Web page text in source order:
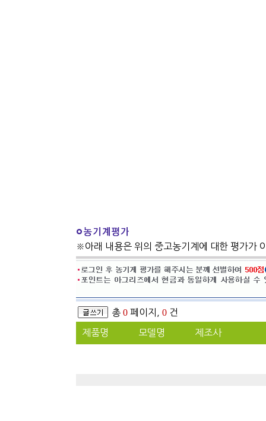
※아래 내용은 위의 중고농기계에 대한 평가가
총 0 페이지, 0 건
제품명 모델명 제조사